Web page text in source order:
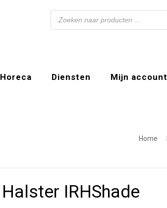
Horeca Diensten Mijn account
Producten
zoeken
Home
Halster IRHShade